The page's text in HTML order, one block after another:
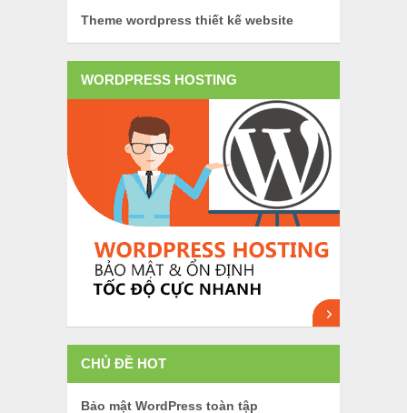
Theme wordpress thiết kế website
WORDPRESS HOSTING
CHỦ ĐỀ HOT
Bảo mật WordPress toàn tập